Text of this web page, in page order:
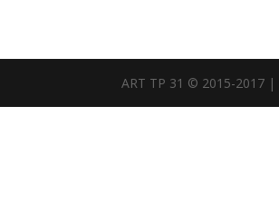
ART TP 31 © 2015-2017 |